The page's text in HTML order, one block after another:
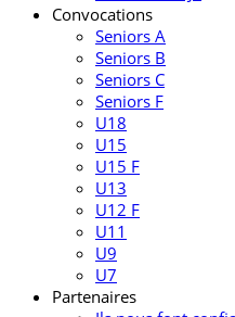
Convocations
Seniors A
Seniors B
Seniors C
Seniors F
U18
U15
U15 F
U13
U12 F
U11
U9
U7
Partenaires